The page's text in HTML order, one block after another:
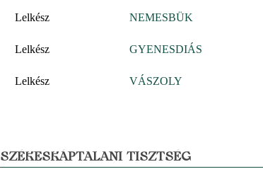
Lelkész NEMESBÜK
Lelkész GYENESDIÁS
Lelkész VÁSZOLY
SZÉKESKÁPTALANI TISZTSÉG